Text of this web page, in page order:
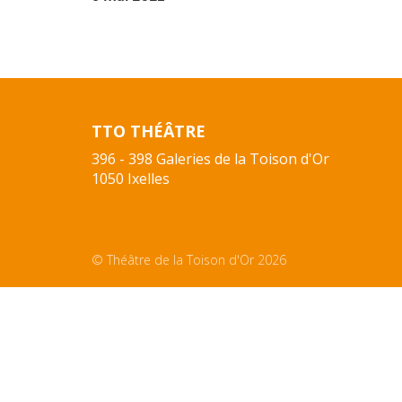
TTO THÉÂTRE
396 - 398 Galeries de la Toison d'Or
1050 Ixelles
© Théâtre de la Toison d'Or 2026